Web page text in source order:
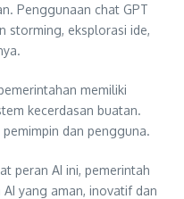
Penggunaan chat GPT
storming, eksplorasi ide,
memiliki
kecerdasan buatan.
dan pengguna.
peran AI ini, pemerintah
yang aman, inovatif dan